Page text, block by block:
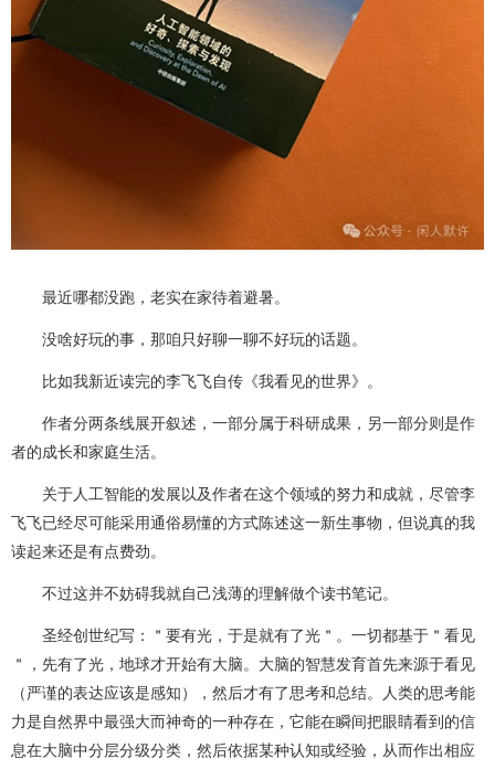
最近哪都没跑，老实在家待着避暑。
没啥好玩的事，那咱只好聊一聊不好玩的话题。
比如我新近读完的李飞飞自传《我看见的世界》。
作者分两条线展开叙述，一部分属于科研成果，另一部分则是作
者的成长和家庭生活。
关于人工智能的发展以及作者在这个领域的努力和成就，尽管李
飞飞已经尽可能采用通俗易懂的方式陈述这一新生事物，但说真的我
读起来还是有点费劲。
不过这并不妨碍我就自己浅薄的理解做个读书笔记。
圣经创世纪写：＂要有光，于是就有了光＂。一切都基于＂看见
＂，先有了光，地球才开始有大脑。大脑的智慧发育首先来源于看见
（严谨的表达应该是感知），然后才有了思考和总结。人类的思考能
力是自然界中最强大而神奇的一种存在，它能在瞬间把眼睛看到的信
息在大脑中分层分级分类，然后依据某种认知或经验，从而作出相应